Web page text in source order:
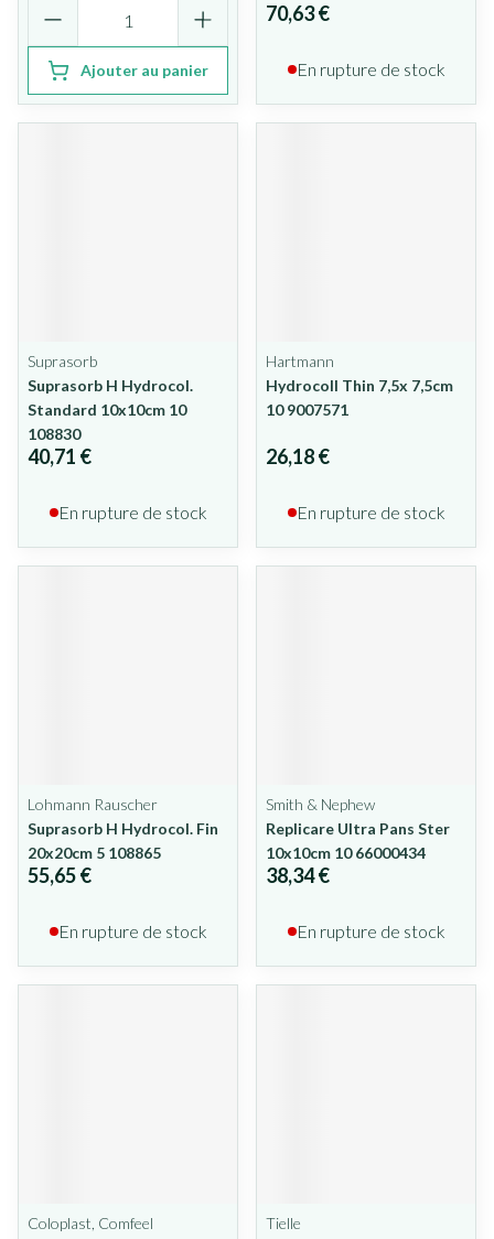
Ajouter au panier
70,63 €
En rupture de stock
Suprasorb
Suprasorb H Hydrocol.
Standard 10x10cm 10
108830
40,71 €
En rupture de stock
Hartmann
Hydrocoll Thin 7,5x 7,5cm
10 9007571
26,18 €
En rupture de stock
Lohmann Rauscher
Suprasorb H Hydrocol. Fin
20x20cm 5 108865
55,65 €
En rupture de stock
Smith & Nephew
Replicare Ultra Pans Ster
10x10cm 10 66000434
38,34 €
En rupture de stock
Coloplast, Comfeel
Tielle